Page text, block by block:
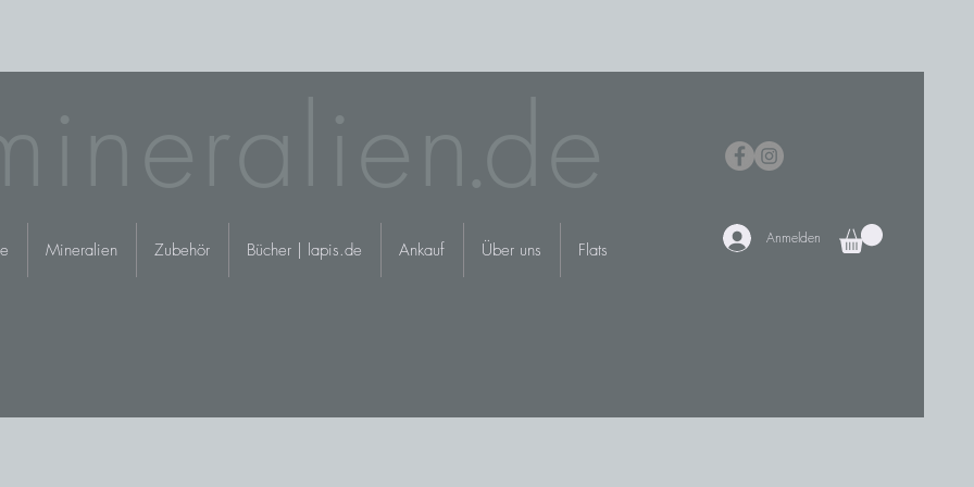
Mineralien Zubehör Bücher | lapis.de Ankauf Über uns Flats
Anmelden